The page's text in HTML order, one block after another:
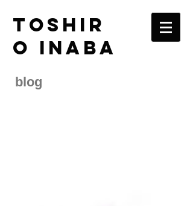
TOSHIR
O INABA
blog